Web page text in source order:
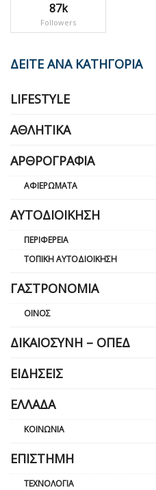
87k
Followers
ΔΕΙΤΕ ΑΝΑ ΚΑΤΗΓΟΡΙΑ
LIFESTYLE
ΑΘΛΗΤΙΚΆ
ΑΡΘΡΟΓΡΑΦΊΑ
ΑΦΙΕΡΏΜΑΤΑ
ΑΥΤΟΔΙΟΊΚΗΣΗ
ΠΕΡΙΦΈΡΕΙΑ
ΤΟΠΙΚΉ ΑΥΤΟΔΙΟΊΚΗΣΗ
ΓΑΣΤΡΟΝΟΜΊΑ
ΟΊΝΟΣ
ΔΙΚΑΙΟΣΎΝΗ – ΟΠΕΔ
ΕΙΔΉΣΕΙΣ
ΕΛΛΆΔΑ
ΚΟΙΝΩΝΊΑ
ΕΠΙΣΤΉΜΗ
ΤΕΧΝΟΛΟΓΊΑ